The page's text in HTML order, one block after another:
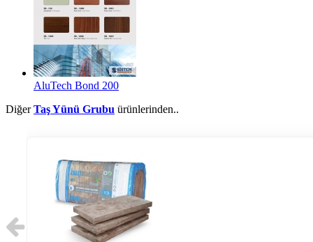
AluTech Bond 200
DiğerTaş Yünü Grubu ürünlerinden..